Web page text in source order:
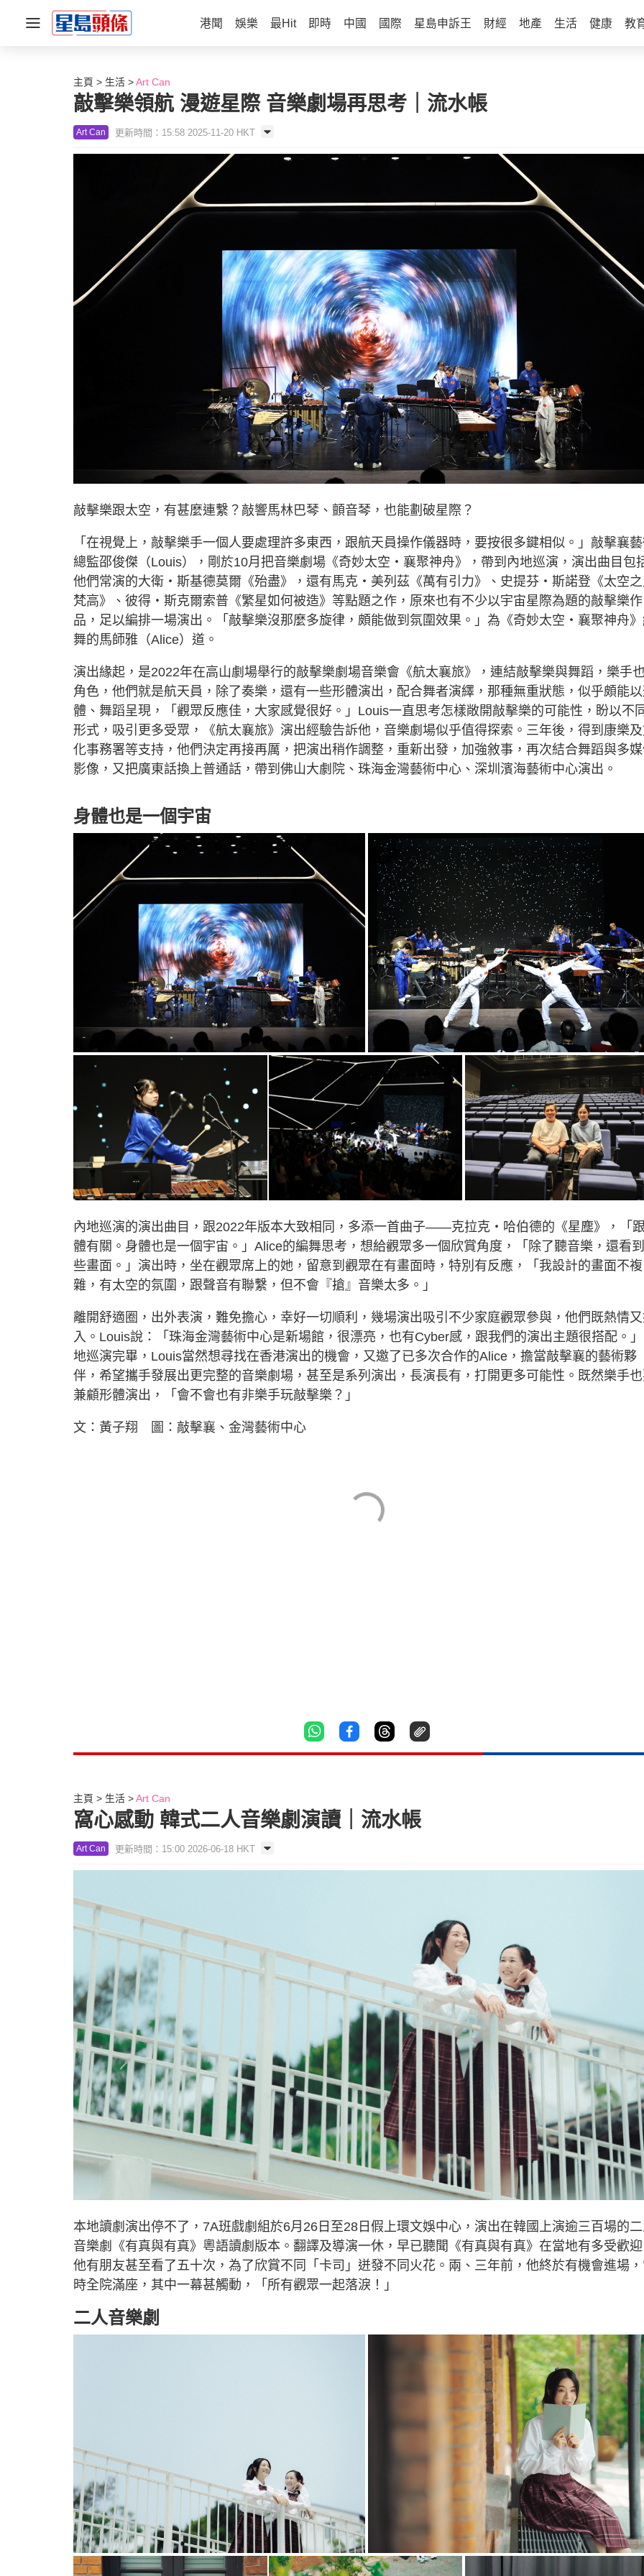
港聞 娛樂 最Hit 即時 中國 國際 星島申訴王 財經 地產 生活 健康 教
主頁 生活 Art Can
敲擊樂領航 漫遊星際 音樂劇場再思考｜流水帳
Art Can 更新時間：15:58 2025-11-20 HKT
敲擊樂跟太空，有甚麼連繫？敲響馬林巴琴、顫音琴，也能劃破星際？
「在視覺上，敲擊樂手一個人要處理許多東西，跟航天員操作儀器時，要按很多鍵相似。」敲擊襄
總監邵俊傑（Louis），剛於10月把音樂劇場《奇妙太空‧襄聚神舟》，帶到內地巡演，演出曲目包
他們常演的大衛‧斯基德莫爾《殆盡》，還有馬克‧美列茲《萬有引力》、史提芬‧斯諾登《太空
梵高》、彼得‧斯克爾索普《繁星如何被造》等點題之作，原來也有不少以宇宙星際為題的敲擊樂作
品，足以編排一場演出。「敲擊樂沒那麼多旋律，頗能做到氛圍效果。」為《奇妙太空‧襄聚神舟
舞的馬師雅（Alice）道。
演出緣起，是2022年在高山劇場舉行的敲擊樂劇場音樂會《航太襄旅》，連結敲擊樂與舞蹈，樂手
角色，他們就是航天員，除了奏樂，還有一些形體演出，配合舞者演繹，那種無重狀態，似乎頗能
體、舞蹈呈現，「觀眾反應佳，大家感覺很好。」Louis一直思考怎樣敞開敲擊樂的可能性，盼以不同
形式，吸引更多受眾，《航太襄旅》演出經驗告訴他，音樂劇場似乎值得探索。三年後，得到康樂
化事務署等支持，他們決定再接再厲，把演出稍作調整，重新出發，加強敘事，再次結合舞蹈與多
影像，又把廣東話換上普通話，帶到佛山大劇院、珠海金灣藝術中心、深圳濱海藝術中心演出。
身體也是一個宇宙
內地巡演的演出曲目，跟2022年版本大致相同，多添一首曲子——克拉克‧哈伯德的《星塵》，「
體有關。身體也是一個宇宙。」Alice的編舞思考，想給觀眾多一個欣賞角度，「除了聽音樂，還看
些畫面。」演出時，坐在觀眾席上的她，留意到觀眾在有畫面時，特別有反應，「我設計的畫面不複
雜，有太空的氛圍，跟聲音有聯繫，但不會『搶』音樂太多。」
離開舒適圈，出外表演，難免擔心，幸好一切順利，幾場演出吸引不少家庭觀眾參與，他們既熱情
入。Louis說：「珠海金灣藝術中心是新場館，很漂亮，也有Cyber感，跟我們的演出主題很搭配。
地巡演完畢，Louis當然想尋找在香港演出的機會，又邀了已多次合作的Alice，擔當敲擊襄的藝術夥
伴，希望攜手發展出更完整的音樂劇場，甚至是系列演出，長演長有，打開更多可能性。既然樂手
兼顧形體演出，「會不會也有非樂手玩敲擊樂？」
文：黃子翔 圖：敲擊襄、金灣藝術中心
主頁 生活 Art Can
窩心感動 韓式二人音樂劇演讀｜流水帳
Art Can 更新時間：15:00 2026-06-18 HKT
本地讀劇演出停不了，7A班戲劇組於6月26日至28日假上環文娛中心，演出在韓國上演逾三百場的二
音樂劇《有真與有真》粵語讀劇版本。翻譯及導演一休，早已聽聞《有真與有真》在當地有多受歡迎
他有朋友甚至看了五十次，為了欣賞不同「卡司」迸發不同火花。兩、三年前，他終於有機會進場
時全院滿座，其中一幕甚觸動，「所有觀眾一起落淚！」
二人音樂劇